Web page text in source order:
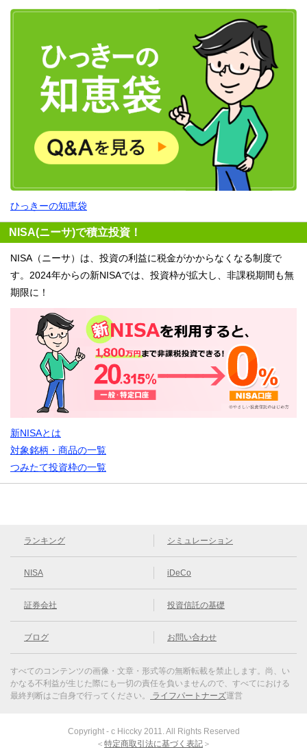
ひっきーの知恵袋
NISA(ニーサ)で積立投資！
NISA（ニーサ）は、投資の利益に税金がかからなくなる制度で
す。2024年からの新NISAでは、投資枠が拡大し、非課税期間も無
期限に！
新NISAとは
対象銘柄・商品の一覧
つみたて投資枠の一覧
ランキング シミュレーション
NISA iDeCo
証券会社 投資信託の基礎
ブログ お問い合わせ
すべてのコンテンツの画像・文章・形式等の無断転載を禁止します。 尚、い
かなる不利益が生じた際にも一切の責任を負いませんので、すべてにおける
最終判断はご自身で行ってください。
ライフパートナーズ運営
Copyright - c Hiccky 2011. All Rights Reserved
＜ 特定商取引法に基づく表記 ＞